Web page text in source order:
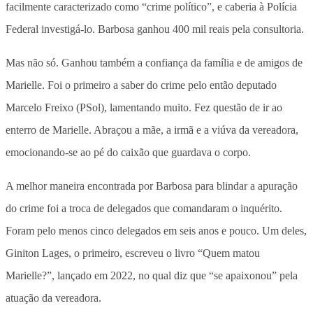
facilmente caracterizado como “crime político”, e caberia à Polícia
Federal investigá-lo. Barbosa ganhou 400 mil reais pela consultoria.
Mas não só. Ganhou também a confiança da família e de amigos de
Marielle. Foi o primeiro a saber do crime pelo então deputado
Marcelo Freixo (PSol), lamentando muito. Fez questão de ir ao
enterro de Marielle. Abraçou a mãe, a irmã e a viúva da vereadora,
emocionando-se ao pé do caixão que guardava o corpo.
A melhor maneira encontrada por Barbosa para blindar a apuração
do crime foi a troca de delegados que comandaram o inquérito.
Foram pelo menos cinco delegados em seis anos e pouco. Um deles,
Giniton Lages, o primeiro, escreveu o livro “Quem matou
Marielle?”, lançado em 2022, no qual diz que “se apaixonou” pela
atuação da vereadora.